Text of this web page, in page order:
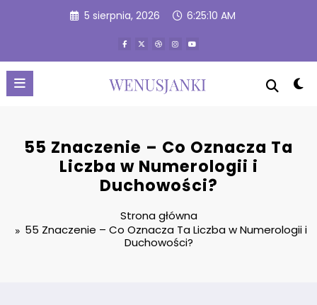
5 sierpnia, 2026 6:25:10 AM
55 Znaczenie – Co Oznacza Ta
Liczba w Numerologii i
Duchowości?
Strona główna
55 Znaczenie – Co Oznacza Ta Liczba w Numerologii i
Duchowości?